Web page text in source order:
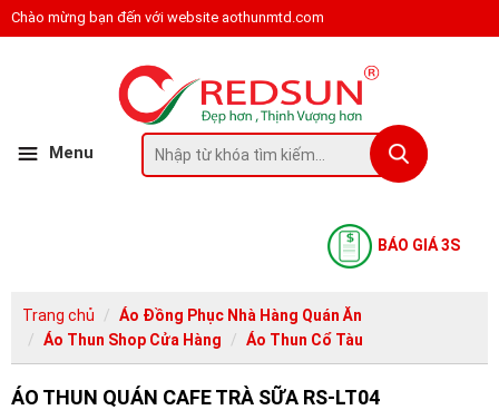
Chào mừng bạn đến với website aothunmtd.com
Menu
BÁO GIÁ 3S
Trang chủ
Áo Đồng Phục Nhà Hàng Quán Ăn
Áo Thun Shop Cửa Hàng
Áo Thun Cổ Tàu
ÁO THUN QUÁN CAFE TRÀ SỮA RS-LT04